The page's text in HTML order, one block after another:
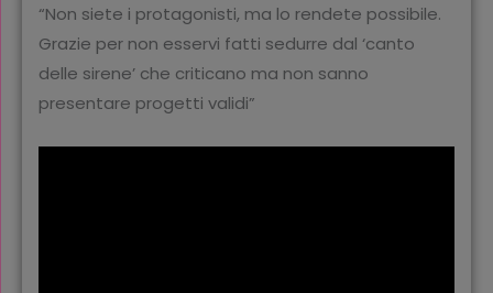
“Non siete i protagonisti, ma lo rendete possibile.
Grazie per non esservi fatti sedurre dal ‘canto
delle sirene’ che criticano ma non sanno
presentare progetti validi”